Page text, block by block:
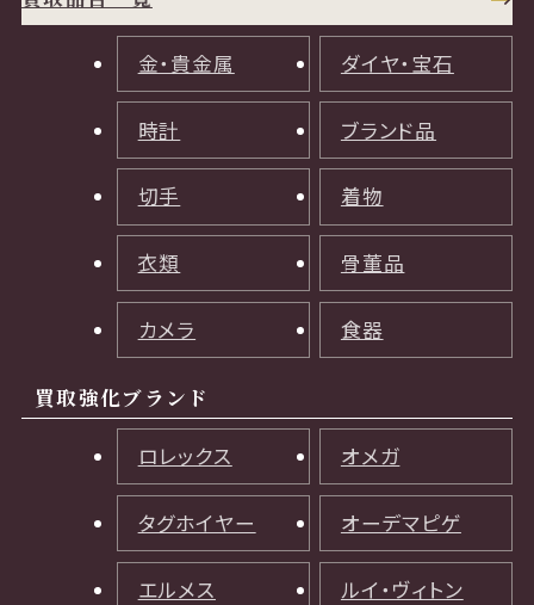
金・貴金属 ダイヤ・宝石
時計 ブランド品
切手 着物
衣類 骨董品
カメラ 食器
買取強化ブランド
ロレックス オメガ
タグホイヤー オーデマピゲ
エルメス ルイ・ヴィトン